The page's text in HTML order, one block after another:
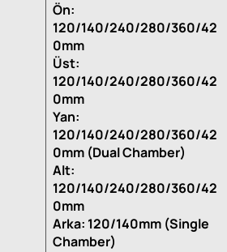
Ön:
120/140/240/280/360/42
0mm
Üst:
120/140/240/280/360/42
0mm
Yan:
120/140/240/280/360/42
0mm (Dual Chamber)
Alt:
120/140/240/280/360/42
0mm
Arka: 120/140mm (Single
Chamber)